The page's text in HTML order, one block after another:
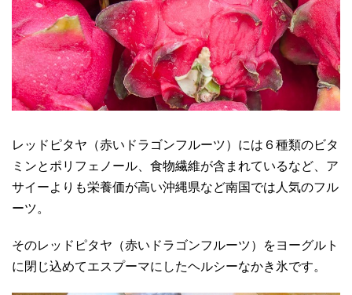
レッドピタヤ（赤いドラゴンフルーツ）には６種類のビタ
ミンとポリフェノール、食物繊維が含まれているなど、ア
サイーよりも栄養価が高い沖縄県など南国では人気のフル
ーツ。
そのレッドピタヤ（赤いドラゴンフルーツ）をヨーグルト
に閉じ込めてエスプーマにしたヘルシーなかき氷です。